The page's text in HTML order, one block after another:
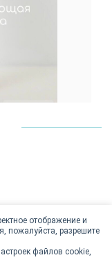
отображение и
пожалуйста, разрешите
файлов cookie,